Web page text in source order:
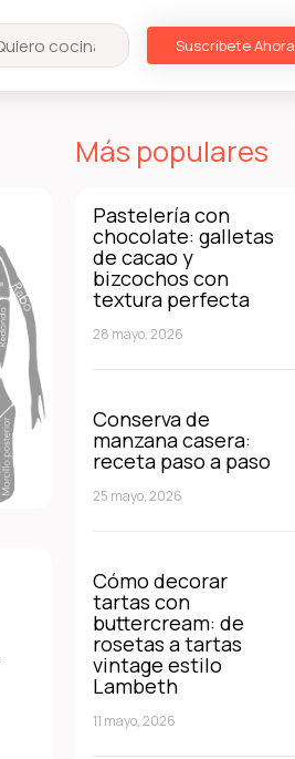
Suscríbete Ahora
Más populares
Pastelería con
chocolate: galletas
de cacao y
bizcochos con
textura perfecta
28 mayo, 2026
Conserva de
manzana casera:
receta paso a paso
25 mayo, 2026
Cómo decorar
tartas con
buttercream: de
rosetas a tartas
vintage estilo
Lambeth
11 mayo, 2026